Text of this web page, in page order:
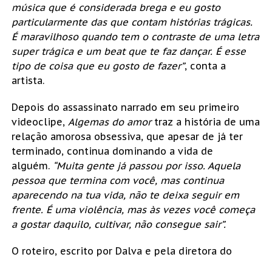
música que é considerada brega e eu gosto
particularmente das que contam histórias trágicas.
É maravilhoso quando tem o contraste de uma letra
super trágica e um beat que te faz dançar. É esse
tipo de coisa que eu gosto de fazer”, conta a
artista.
Depois do assassinato narrado em seu primeiro
videoclipe, Algemas do amortraz a história de uma
relação amorosa obsessiva, que apesar de já ter
terminado, continua dominando a vida de
alguém. “Muita gente já passou por isso. Aquela
pessoa que termina com você, mas continua
aparecendo na tua vida, não te deixa seguir em
frente. É uma violência, mas às vezes você começa
a gostar daquilo, cultivar, não consegue sair”.
O roteiro, escrito por Dalva e pela diretora do